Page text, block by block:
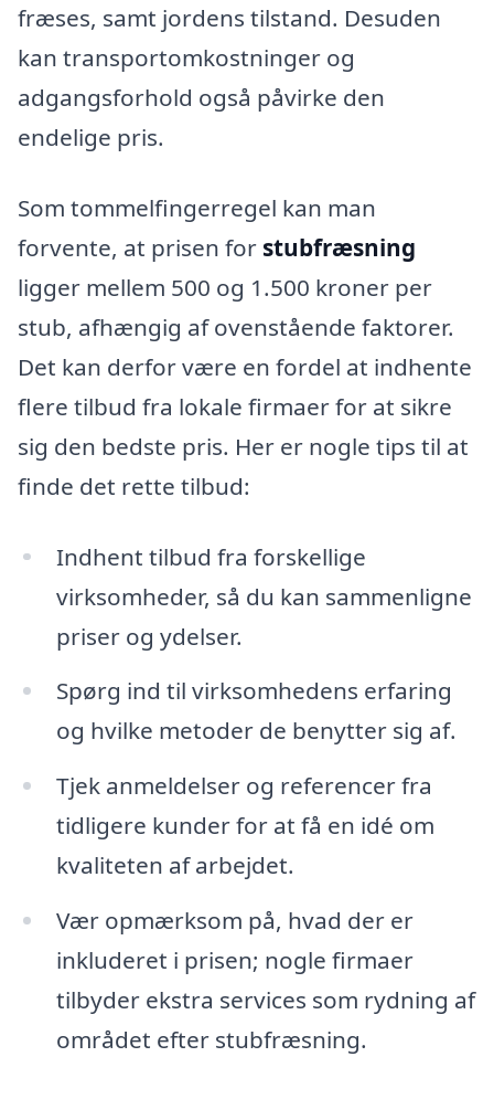
fræses, samt jordens tilstand. Desuden
kan transportomkostninger og
adgangsforhold også påvirke den
endelige pris.
Som tommelfingerregel kan man
forvente, at prisen for stubfræsning
ligger mellem 500 og 1.500 kroner per
stub, afhængig af ovenstående faktorer.
Det kan derfor være en fordel at indhente
flere tilbud fra lokale firmaer for at sikre
sig den bedste pris. Her er nogle tips til at
finde det rette tilbud:
Indhent tilbud fra forskellige
virksomheder, så du kan sammenligne
priser og ydelser.
Spørg ind til virksomhedens erfaring
og hvilke metoder de benytter sig af.
Tjek anmeldelser og referencer fra
tidligere kunder for at få en idé om
kvaliteten af arbejdet.
Vær opmærksom på, hvad der er
inkluderet i prisen; nogle firmaer
tilbyder ekstra services som rydning af
området efter stubfræsning.